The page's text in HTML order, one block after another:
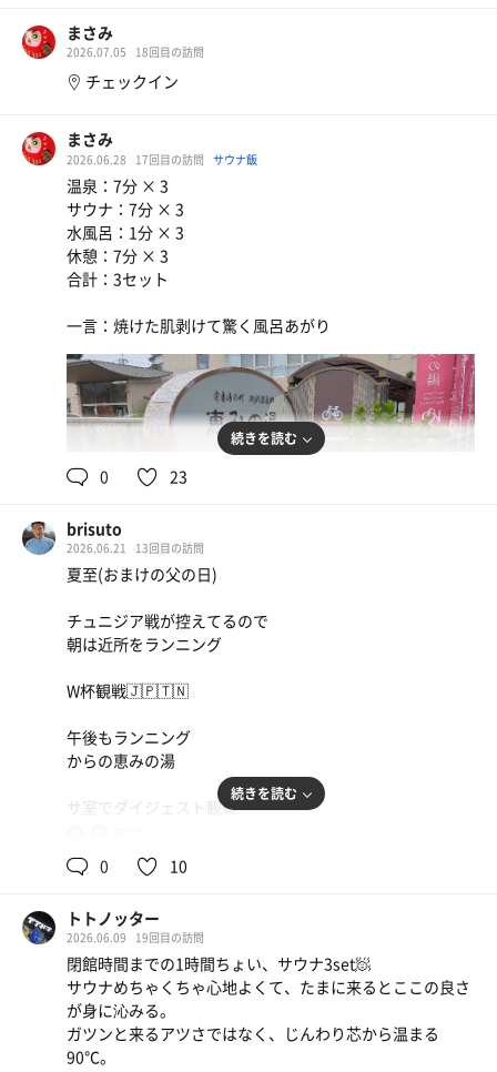
まさみ
2026.07.05 18回目の訪問
チェックイン
まさみ
2026.06.28 17回目の訪問 サウナ飯
温泉：7分 × 3
サウナ：7分 × 3
水風呂：1分 × 3
休憩：7分 × 3
合計：3セット
一言：焼けた肌剥けて驚く風呂あがり
サラダうどん
腰の強いおいしいうどん
続きを読む
0 23
brisuto
2026.06.21 13回目の訪問
夏至(おまけの父の日)
チュニジア戦が控えてるので
朝は近所をランニング
W杯観戦🇯🇵🇹🇳
午後もランニング
からの恵みの湯
サ室でダイジェスト観戦
次も勝つぞ🇸🇪
続きを読む
0 10
トトノッター
2026.06.09 19回目の訪問
閉館時間までの1時間ちょい、サウナ3set🧖
サウナめちゃくちゃ心地よくて、たまに来るとここの良さ
が身に沁みる。
ガツンと来るアツさではなく、じんわり芯から温まる
90℃。